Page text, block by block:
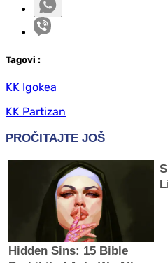
Tagovi :
KK Igokea
KK Partizan